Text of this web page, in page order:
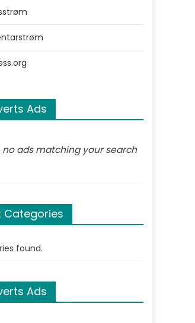
Ads
no ads matching your search
Categories
found.
Ads